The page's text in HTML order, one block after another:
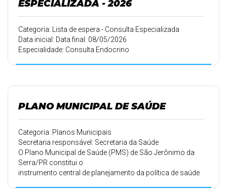
ESPECIALIZADA - 2026
Categoria: Lista de espera - Consulta Especializada
Data inicial: Data final: 08/05/2026
Especialidade: Consulta Endocrino
PLANO MUNICIPAL DE SAÚDE
Categoria: Planos Municipais
Secretaria responsável: Secretaria da Saúde
O Plano Municipal de Saúde (PMS) de São Jerônimo da
Serra/PR constitui o
instrumento central de planejamento da política de saúde